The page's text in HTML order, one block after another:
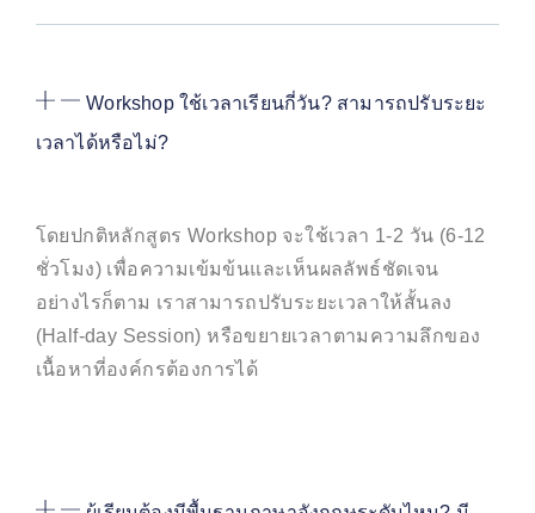
Workshop ใช้เวลาเรียนกี่วัน? สามารถปรับระยะ
เวลาได้หรือไม่?
โดยปกติหลักสูตร Workshop จะใช้เวลา 1-2 วัน (6-12
ชั่วโมง) เพื่อความเข้มข้นและเห็นผลลัพธ์ชัดเจน
อย่างไรก็ตาม เราสามารถปรับระยะเวลาให้สั้นลง
(Half-day Session) หรือขยายเวลาตามความลึกของ
เนื้อหาที่องค์กรต้องการได้